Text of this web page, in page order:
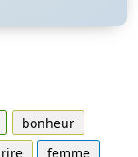
bonheur
femme